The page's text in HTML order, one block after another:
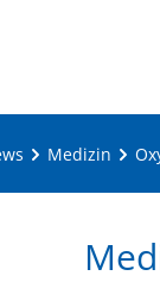
Medizin